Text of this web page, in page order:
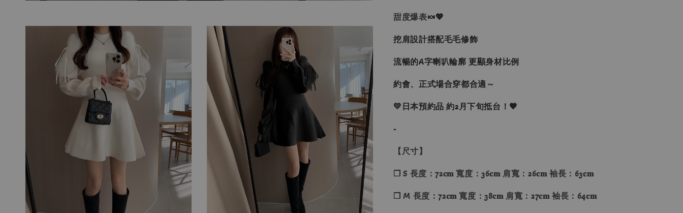
甜度爆表🍬💖
挖肩設計搭配毛毛修飾
流暢的A字喇叭輪廓 更顯身材比例
約會、正式場合穿都合適～
💛日本預約品 約2月下旬抵台！🧡
-
【尺寸】
❐ S 長度：72𝐜𝐦 寬度：36𝐜𝐦 肩寬：26𝐜𝐦 袖長：63𝐜𝐦
❐ M 長度：72𝐜𝐦 寬度：38𝐜𝐦 肩寬：27𝐜𝐦 袖長：64𝐜𝐦